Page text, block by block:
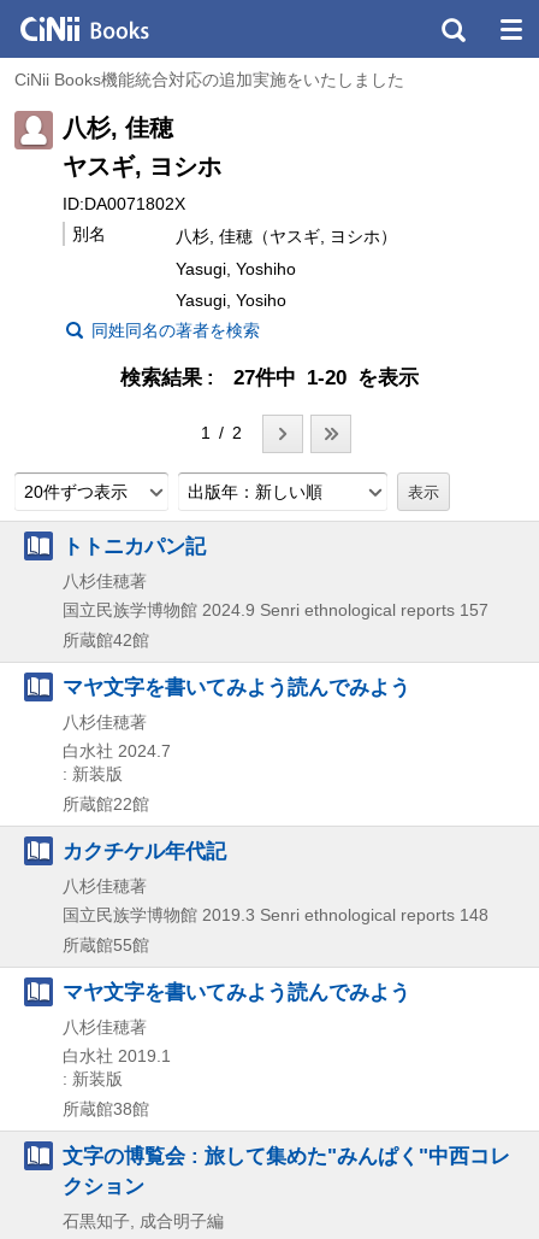
CiNii Books機能統合対応の追加実施をいたしました
八杉, 佳穂
ヤスギ, ヨシホ
ID:DA0071802X
別名
八杉, 佳穂（ヤスギ, ヨシホ）
Yasugi, Yoshiho
Yasugi, Yosiho
同姓同名の著者を検索
検索結果 27件中 1-20 を表示
1 / 2
20件ずつ表示 出版年：新しい順
トトニカパン記
八杉佳穂著
国立民族学博物館 2024.9 Senri ethnological reports 157
所蔵館42館
マヤ文字を書いてみよう読んでみよう
八杉佳穂著
白水社 2024.7
: 新装版
所蔵館22館
カクチケル年代記
八杉佳穂著
国立民族学博物館 2019.3 Senri ethnological reports 148
所蔵館55館
マヤ文字を書いてみよう読んでみよう
八杉佳穂著
白水社 2019.1
: 新装版
所蔵館38館
文字の博覧会 : 旅して集めた"みんぱく"中西コレ
クション
石黒知子, 成合明子編